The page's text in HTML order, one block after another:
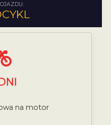
na motor